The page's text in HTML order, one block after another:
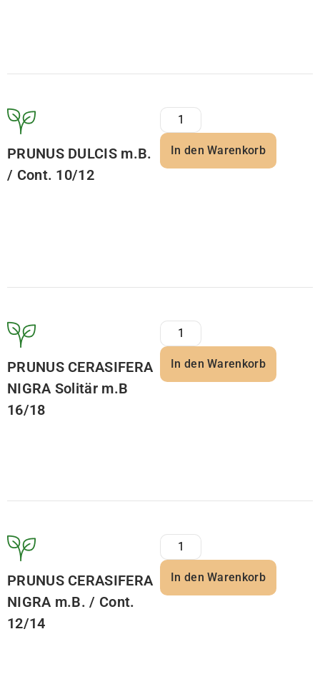
PRUNUS DULCIS m.B.
/ Cont. 10/12
In den Warenkorb
PRUNUS CERASIFERA
NIGRA Solitär m.B
16/18
In den Warenkorb
PRUNUS CERASIFERA
NIGRA m.B. / Cont.
12/14
In den Warenkorb